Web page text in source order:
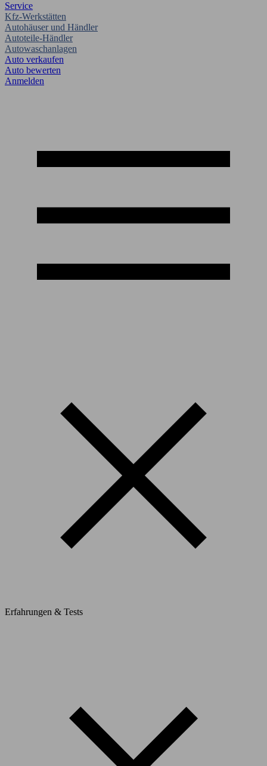
Service
Kfz-Werkstätten
Autohäuser und Händler
Autoteile-Händler
Autowaschanlagen
Auto verkaufen
Auto bewerten
Anmelden
Erfahrungen & Tests